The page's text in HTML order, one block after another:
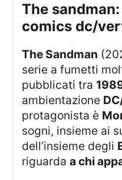
the sandman: neil gaiman e
comics dc/
The Sandman
serie a fumetti
pubblicati tra
ambientazione
protagonista è
sogni, insieme ai
dell’insieme degli
riguardaa chi